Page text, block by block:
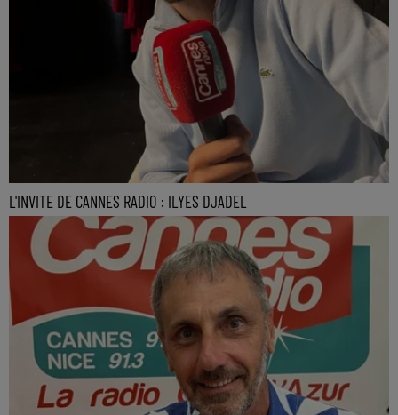
L'INVITE DE CANNES RADIO : ILYES DJADEL